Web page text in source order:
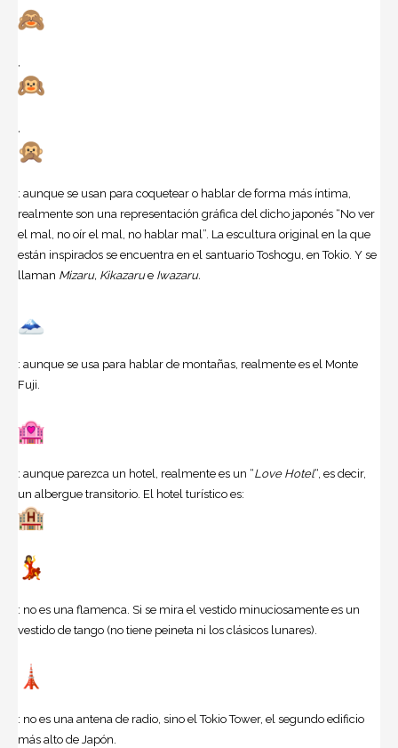
,
,
: aunque se usan para coquetear o hablar de forma más íntima,
realmente son una representación gráfica del dicho japonés “No ver
el mal, no oír el mal, no hablar mal”. La escultura original en la que
están inspirados se encuentra en el santuario Toshogu, en Tokio. Y se
llaman Mizaru, Kikazarue Iwazaru.
: aunque se usa para hablar de montañas, realmente es el Monte
Fuji.
: aunque parezca un hotel, realmente es un “Love Hotel“, es decir,
un albergue transitorio. El hotel turístico es:
: no es una flamenca. Si se mira el vestido minuciosamente es un
vestido de tango (no tiene peineta ni los clásicos lunares).
: no es una antena de radio, sino el Tokio Tower, el segundo edificio
más alto de Japón.